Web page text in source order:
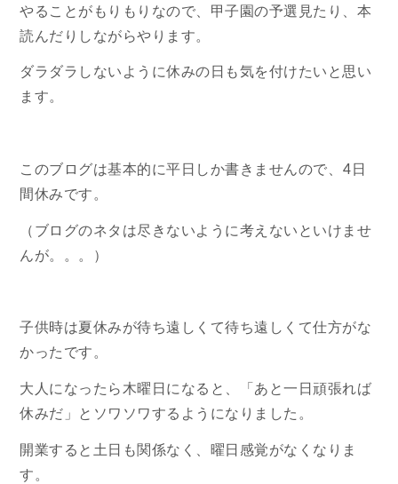
やることがもりもりなので、甲子園の予選見たり、本
読んだりしながらやります。
ダラダラしないように休みの日も気を付けたいと思い
ます。
このブログは基本的に平日しか書きませんので、4日
間休みです。
（ブログのネタは尽きないように考えないといけませ
んが。。。）
子供時は夏休みが待ち遠しくて待ち遠しくて仕方がな
かったです。
大人になったら木曜日になると、「あと一日頑張れば
休みだ」とソワソワするようになりました。
開業すると土日も関係なく、曜日感覚がなくなりま
す。